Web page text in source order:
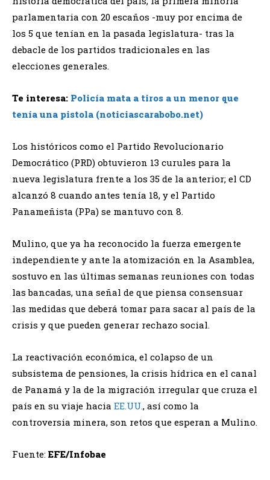
parlamentaria con 20 escaños -muy por encima de
los 5 que tenían en la pasada legislatura- tras la
debacle de los partidos tradicionales en las
elecciones generales.
Te interesa: Policía mata a tiros a un menor que
tenía una pistola (noticiascarabobo.net)
Los históricos como el Partido Revolucionario
Democrático (PRD) obtuvieron 13 curules para la
nueva legislatura frente a los 35 de la anterior; el CD
alcanzó 8 cuando antes tenía 18, y el Partido
Panameñista (PPa) se mantuvo con 8.
Mulino, que ya ha reconocido la fuerza emergente
independiente y ante la atomización en la Asamblea,
sostuvo en las últimas semanas reuniones con todas
las bancadas, una señal de que piensa consensuar
las medidas que deberá tomar para sacar al país de la
crisis y que pueden generar rechazo social.
La reactivación económica, el colapso de un
subsistema de pensiones, la crisis hídrica en el canal
de Panamá y la de la migración irregular que cruza el
país en su viaje hacia EE.UU., así como la
controversia minera, son retos que esperan a Mulino.
Fuente:EFE/Infobae